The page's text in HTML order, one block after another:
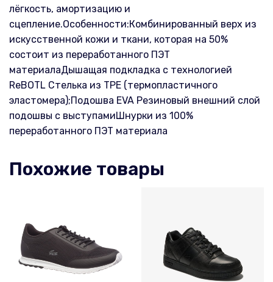
лёгкость, амортизацию и
сцепление.Особенности:Комбинированный верх из
искусственной кожи и ткани, которая на 50%
состоит из переработанного ПЭТ
материалаДышащая подкладка с технологией
ReBOTL Стелька из TPE (термопластичного
эластомера);Подошва EVA Резиновый внешний слой
подошвы с выступамиШнурки из 100%
переработанного ПЭТ материала
Похожие товары